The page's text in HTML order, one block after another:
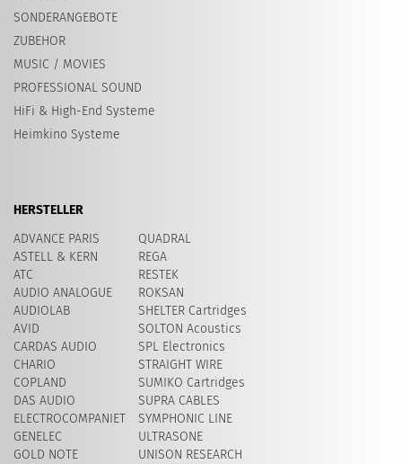
SONDERANGEBOTE
ZUBEHOR
MUSIC / MOVIES
PROFESSIONAL SOUND
HiFi & High-End Systeme
Heimkino Systeme
HERSTELLER
ADVANCE PARIS
ASTELL & KERN
ATC
AUDIO ANALOGUE
AUDIOLAB
AVID
CARDAS AUDIO
CHARIO
COPLAND
DAS AUDIO
ELECTROCOMPANIET
GENELEC
GOLD NOTE
QUADRAL
REGA
RESTEK
ROKSAN
SHELTER Cartridges
SOLTON Acoustics
SPL Electronics
STRAIGHT WIRE
SUMIKO Cartridges
SUPRA CABLES
SYMPHONIC LINE
ULTRASONE
UNISON RESEARCH